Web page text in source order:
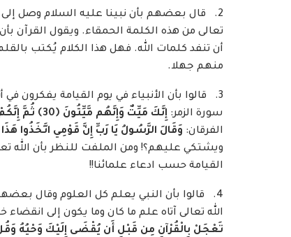
2. قال بعضهم بأن نبينا عليه السلام وصل إلى
تعالى من هذه الكلمة الحمقاء. ويقول القرآن
أن تنفد كلمات الله. فهل هذا الكلام يُكتب
منهم جهلا.
3. قالوا بأن الأنبياء في يوم القيامة يفكرون
سورة الزمر: إِنَّكَ مَيِّتٌ وَإِنَّهُم مَّيِّتُونَ ﴿30﴾ ثُمَّ
الفرقان: وَقَالَ الرَّسُولُ يَا رَبِّ إِنَّ قَوْمِي اتَّخَذُوا
ويشتكي عليهم؟! ومن الملفت للنظر بأن الله
القيامة حسب ادعاء علمائنا!!
4. قالوا بأن النبي يعلم كل العلوم وقال
الله تعالى آتاه علم ما كان وما يكون إلى
تَعْجَلْ بِالْقُرْآنِ مِن قَبْلِ أَن يُقْضَى إِلَيْكَ وَحْيُهُ